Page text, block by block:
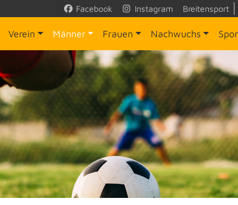
Facebook Instagram Breitensport
Verein Männer Frauen Nachwuchs